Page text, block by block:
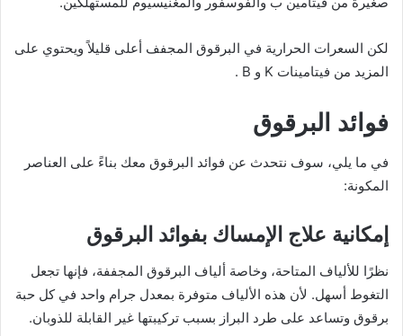
لكن السعرات الحرارية في البرقوق المجفف أعلى قليلاً ويحتوي على
المزيد من فيتامينات K و B .
فوائد البرقوق
في ما يلي، سوف نتحدث عن فوائد البرقوق معك بناءً على العناصر
المكونة:
إمكانية علاج الإمساك بفوائد البرقوق
نظرًا للألياف المتاحة، وخاصة ألياف البرقوق المجففة، فإنها تجعل
التغوط أسهل. لأن هذه الألياف متوفرة بمعدل جرام واحد في كل حبة
برقوق وتساعد على طرد البراز بسبب تركيبتها غير القابلة للذوبان.